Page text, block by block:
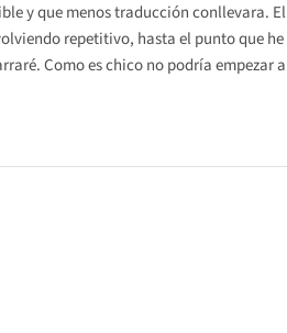
y que menos traducción conllevara. El
repetitivo, hasta el punto que he
Como es chico no podría empezar a